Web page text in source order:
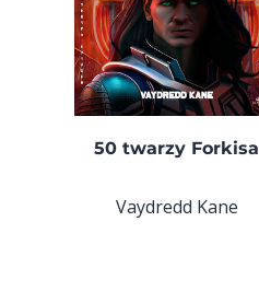
50 twarzy Forkisa
Vaydredd Kane